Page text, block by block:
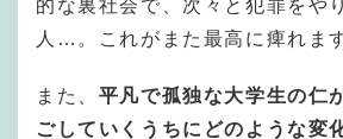
的な裏社会で、次々と犯罪をや
人…。これがまた最高に痺れま
また、 平凡で孤独な大学生の仁
ごしていくうちにどのような変